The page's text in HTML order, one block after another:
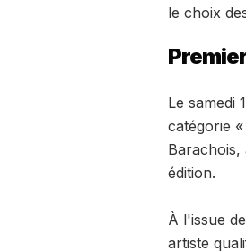
le choix
Le samedi
catégorie
édition.
À l'issue
artiste